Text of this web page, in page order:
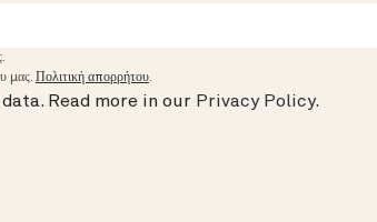
μας. Πολιτική απορρήτου.
Read more in our Privacy Policy.